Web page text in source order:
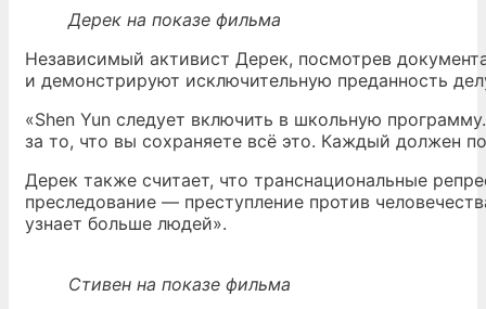
Дерек на показе фильма
Независимый активист Дерек, посмотрев
и демонстрируют исключительную преданность
«Shen Yun следует включить в школьную
за то, что вы сохраняете всё это. Каждый должен
Дерек также считает, что транснациональные
преследование — преступление против
узнает больше людей».
Стивен на показе фильма